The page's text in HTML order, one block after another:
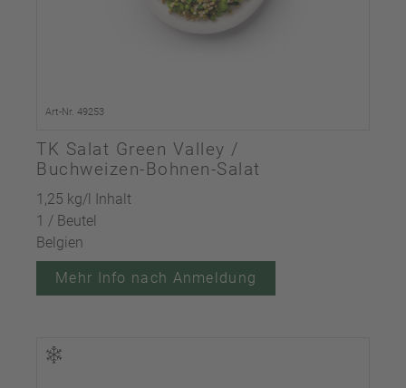
Art-Nr. 49253
TK Salat Green Valley /
Buchweizen-Bohnen-Salat
1,25 kg/l Inhalt
1 / Beutel
Belgien
Mehr Info nach Anmeldung